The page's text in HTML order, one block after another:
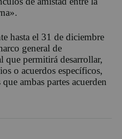
hasta el 31 de diciembre
general de
que permitirá desarrollar,
o acuerdos específicos,
ambas partes acuerden